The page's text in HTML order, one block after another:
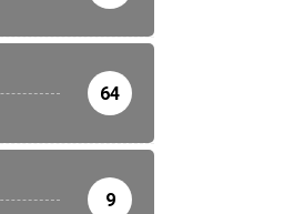
64
9